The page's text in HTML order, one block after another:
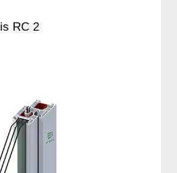
RC 2